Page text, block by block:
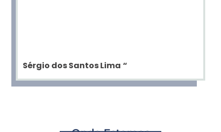
Sérgio dos Santos Lima “